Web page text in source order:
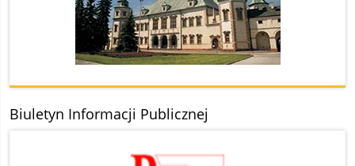
Biuletyn Informacji Publicznej